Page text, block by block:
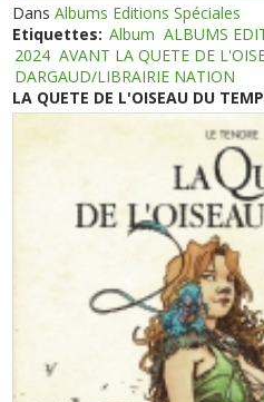
DansAlbums Editions Spéciales
Etiquettes: Album ALBUMS
2024 AVANT LA QUETE DE
DARGAUD/LIBRAIRIE NATION
LA QUETE DE L'OISEAU DU